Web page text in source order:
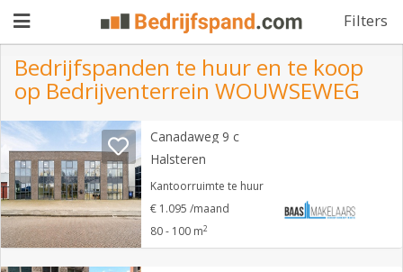
Filters
Pand
aanbieden
Pand
zoeken
Waarom
adverteren
Premium
Bedrijfspanden te huur en te koop
op Bedrijventerrein WOUWSEWEG
Canadaweg 9 c
Halsteren
Kantoorruimte te huur
€ 1.095 /maand
80 - 100 m2